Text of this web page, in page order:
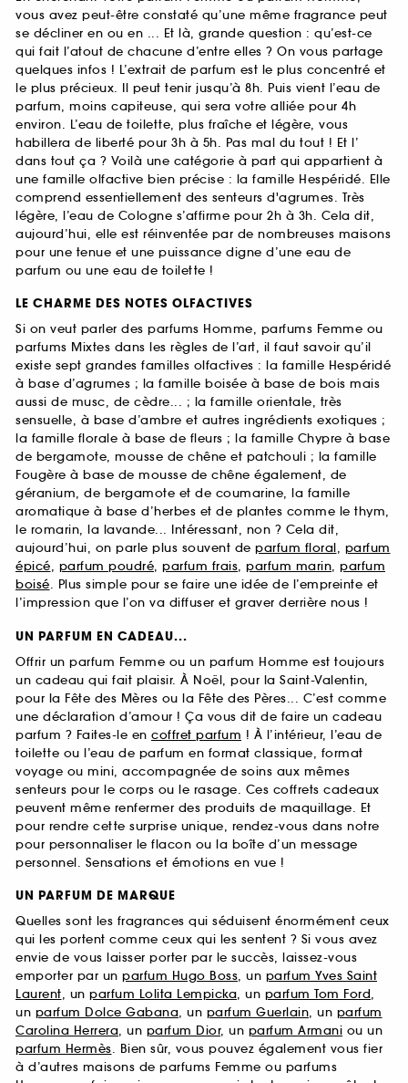
vous avez peut-être constaté qu’une même fragrance peut
se décliner en ou en ... Et là, grande question : qu’est-ce
qui fait l’atout de chacune d’entre elles ? On vous partage
quelques infos ! L’extrait de parfum est le plus concentré et
le plus précieux. Il peut tenir jusqu’à 8h. Puis vient l’eau de
parfum, moins capiteuse, qui sera votre alliée pour 4h
environ. L’eau de toilette, plus fraîche et légère, vous
habillera de liberté pour 3h à 5h. Pas mal du tout ! Et l’
dans tout ça ? Voilà une catégorie à part qui appartient à
une famille olfactive bien précise : la famille Hespéridé. Elle
comprend essentiellement des senteurs d'agrumes. Très
légère, l’eau de Cologne s’affirme pour 2h à 3h. Cela dit,
aujourd’hui, elle est réinventée par de nombreuses maisons
pour une tenue et une puissance digne d’une eau de
parfum ou une eau de toilette !
LE CHARME DES NOTES OLFACTIVES
Si on veut parler des parfums Homme, parfums Femme ou
parfums Mixtes dans les règles de l’art, il faut savoir qu’il
existe sept grandes familles olfactives : la famille Hespéridé
à base d’agrumes ; la famille boisée à base de bois mais
aussi de musc, de cèdre... ; la famille orientale, très
sensuelle, à base d’ambre et autres ingrédients exotiques ;
la famille florale à base de fleurs ; la famille Chypre à base
de bergamote, mousse de chêne et patchouli ; la famille
Fougère à base de mousse de chêne également, de
géranium, de bergamote et de coumarine, la famille
aromatique à base d’herbes et de plantes comme le thym,
le romarin, la lavande... Intéressant, non ? Cela dit,
aujourd’hui, on parle plus souvent de parfum floral, parfum
épicé, parfum poudré, parfum frais, parfum marin, parfum
boisé. Plus simple pour se faire une idée de l’empreinte et
l’impression que l’on va diffuser et graver derrière nous !
UN PARFUM EN CADEAU...
Offrir un parfum Femme ou un parfum Homme est toujours
un cadeau qui fait plaisir. À Noël, pour la Saint-Valentin,
pour la Fête des Mères ou la Fête des Pères... C’est comme
une déclaration d’amour ! Ça vous dit de faire un cadeau
parfum ? Faites-le en coffret parfum ! À l’intérieur, l’eau de
toilette ou l’eau de parfum en format classique, format
voyage ou mini, accompagnée de soins aux mêmes
senteurs pour le corps ou le rasage. Ces coffrets cadeaux
peuvent même renfermer des produits de maquillage. Et
pour rendre cette surprise unique, rendez-vous dans notre
pour personnaliser le flacon ou la boîte d’un message
personnel. Sensations et émotions en vue !
UN PARFUM DE MARQUE
Quelles sont les fragrances qui séduisent énormément ceux
qui les portent comme ceux qui les sentent ? Si vous avez
envie de vous laisser porter par le succès, laissez-vous
emporter par un parfum Hugo Boss, un parfum Yves Saint
Laurent, un parfum Lolita Lempicka, un parfum Tom Ford,
un parfum Dolce Gabana, un parfum Guerlain, un parfum
Carolina Herrera, un parfum Dior, un parfum Armani ou un
parfum Hermès. Bien sûr, vous pouvez également vous fier
à d’autres maisons de parfums Femme ou parfums